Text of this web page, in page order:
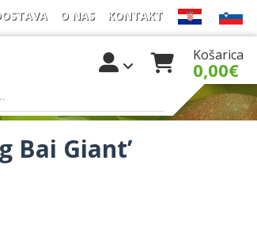
O NAS KONTAKT
Košarica
0,00€
Bai Giant’